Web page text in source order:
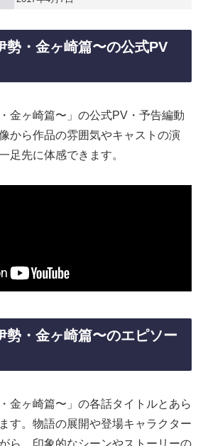
勢・金ヶ崎篇〜の公式PV
金ヶ崎篇〜」の公式PV・予告編動
から作品の雰囲気やキャストの演
足先に体感できます。
勢・金ヶ崎篇〜のエピソー
金ヶ崎篇〜」の各話タイトルとあら
す。物語の展開や登場キャラクター
ら、印象的なシーンやストーリーの